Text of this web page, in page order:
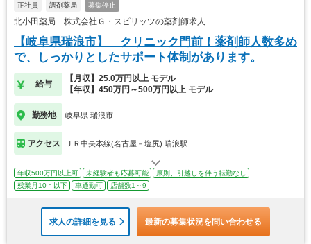
正社員 調剤薬局 募集停止
北小田薬局 株式会社Ｇ・スピリッツの薬剤師求人
【岐阜県瑞浪市】 クリニック門前！薬剤師人数多め
で、しっかりとしたサポート体制があります。
給与
【月収】25.0万円以上 モデル
【年収】450万円～500万円以上 モデル
勤務地 岐阜県 瑞浪市
アクセス ＪＲ中央本線(名古屋－塩尻) 瑞浪駅
年収500万円以上可 未経験者も応募可能
原則、引越しを伴う転勤なし
残業月10ｈ以下
車通勤可 店舗数1～9
求人の詳細を見る 最新の募集状況を問い合わせる